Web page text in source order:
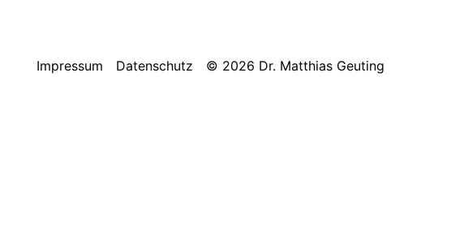
Impressum Datenschutz © 2026 Dr. Matthias Geuting